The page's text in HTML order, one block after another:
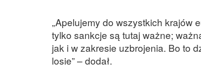
„Apelujemy do wszystkich krajów
tylko sankcje są tutaj ważne;
jak i w zakresie uzbrojenia. Bo to
losie” – dodał.